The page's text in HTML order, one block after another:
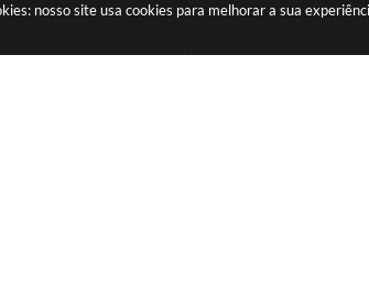
nosso site usa cookies para melhorar a sua
CNPJ